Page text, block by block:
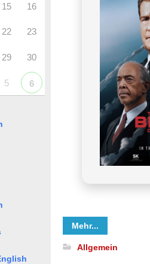
15 16
22 23
29 30
5 6
Mehr...
Allgemein